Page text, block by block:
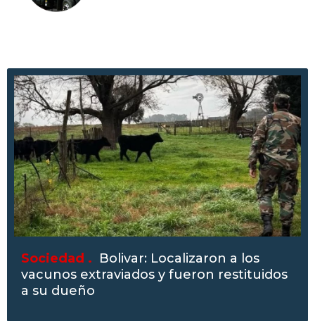
Sociedad . Bolivar: Localizaron a los
vacunos extraviados y fueron restituidos
a su dueño